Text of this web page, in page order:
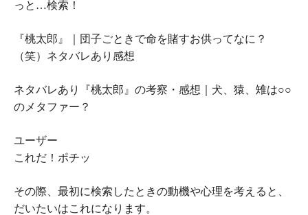
っと…検索！
『桃太郎』｜団子ごときで命を賭すお供ってなに？
（笑）ネタバレあり感想
ネタバレあり『桃太郎』の考察・感想｜犬、猿、雉は○○
のメタファー？
ユーザー
これだ！ポチッ
その際、最初に検索したときの動機や心理を考えると、
だいたいはこれになります。